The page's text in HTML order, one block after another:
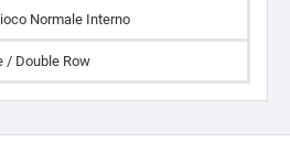
Normale Interno
/ Double Row